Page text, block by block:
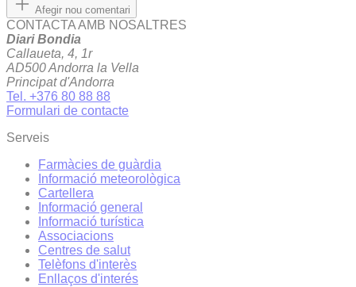
Afegir nou comentari
CONTACTA AMB NOSALTRES
Diari Bondia
Callaueta, 4, 1r
AD500 Andorra la Vella
Principat d'Andorra
Tel. +376 80 88 88
Formulari de contacte
Serveis
Farmàcies de guàrdia
Informació meteorològica
Cartellera
Informació general
Informació turística
Associacions
Centres de salut
Telèfons d'interès
Enllaços d'interés